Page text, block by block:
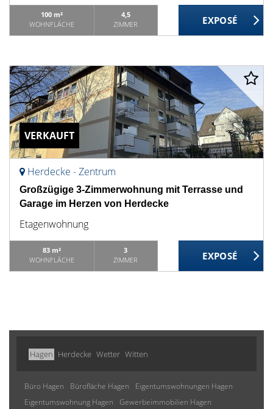
100 m²
WOHNFLÄCHE
4,5
ZIMMER
VERKAUFT
Herdecke - Zentrum
Großzügige 3-Zimmerwohnung mit Terrasse und
Garage im Herzen von Herdecke
Etagenwohnung
83 m²
WOHNFLÄCHE
3
ZIMMER
Hagen Herdecke Wetter Witten
Büro Hagen Bürofläche Hagen
Eigentumswohnungen Hagen
Eigentumswohnung Hagen
Gewerbeimmobilien Hagen